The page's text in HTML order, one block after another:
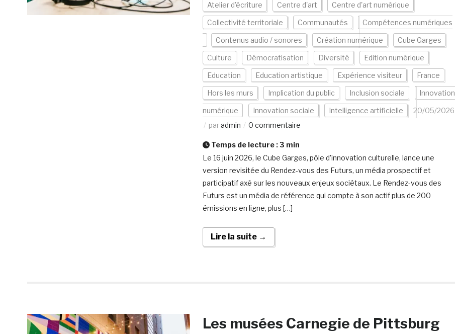
Atelier d'écriture Centre d'art Centre d'art numérique
Collectivité territoriale Communautés Compétences numériques
Contenus audio / sonores Création numérique Cube Garges
Culture Démocratisation Diversité Edition numérique
Education Education artistique Expérience visiteur France
Hors les murs Implication du public Inclusion sociale Innovation
numérique Innovation sociale Intelligence artificielle
20/05/2026
paradmin 0 commentaire
Temps de lecture : 3 min
Le 16 juin 2026, le Cube Garges, pôle d’innovation culturelle, lance une
version revisitée du Rendez-vous des Futurs, un média prospectif et
participatif axé sur les nouveaux enjeux sociétaux. Le Rendez-vous des
Futurs est un média de référence qui compte à son actif plus de 200
émissions en ligne, plus […]
Lire la suite →
Les musées Carnegie de Pittsburg